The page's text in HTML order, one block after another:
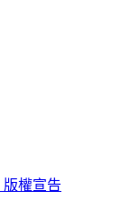
版權宣告